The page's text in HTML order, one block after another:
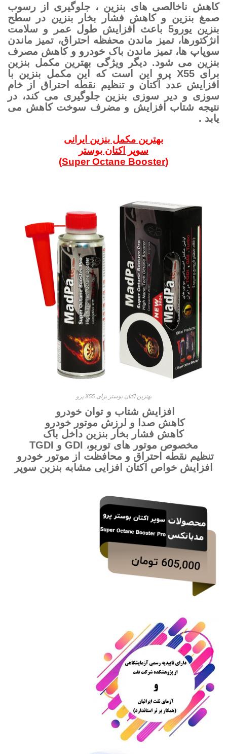
کاهش ناخالصی های بنزین ، جلوگیری از رسوب
صمغ بنزین و کاهش فشار بخار بنزین در سطح
بنزین یورو5 باعث افزایش طول عمر و سلامت
انژکتورها، تمیز ماندن محفظه احتراق، تمیز ماندن
سوپاپ ها، تمیز ماندن باک خودرو و کاهش مصرف
بنزین می شود. دیگر ویژگی بهترین مکمل بنزین
برای X55 پرو این است که این مکمل بنزین با
افزایش عدد اکتان و تنظیم نقطه احتراق از خام
سوزی و دیر سوزی بنزین جلوگیری می کند، در
نتیجه شتاب افزایش و مضرف سوخت کاهش می
یابد .
بهترین مکمل بنزین ایرانی
سوپر اکتان بوستر
(Super Octane Booster)
بهترین اکتان بوستر برای X55 پرو
افزایش شتاب و توان خودرو
کاهش صدا و لرزش موتور خودرو
کاهش فشار بخار بنزین داخل باک
مخصوص موتور های توربو، GDI و TGDI
تنظیم نقطه احتراق و محافظت از موتور خودرو
افزایش خواص اکتان افزایی مشابه بنزین سوپر